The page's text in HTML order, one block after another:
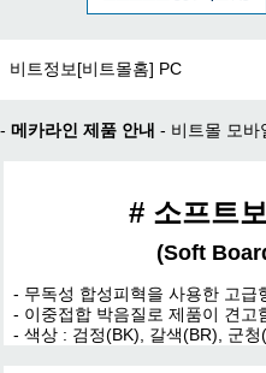
비트정보[비트몰홈] PC
- 메카라인 제품 안내 - 비트몰 모바
# 소프트
(Soft
- 무독성 합성피혁을 사용한 고급
- 이중접합 박음질로 제품이 견고
- 색상 : 검정(BK), 갈색(BR), 군청